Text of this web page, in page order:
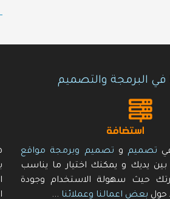
في البرمجة والتصميم
تصميم و تصميم وبرمجة مواقع
يديك و يمكنك اختيار ما يناسب
حيث سهولة الاستخدام وجودة
حول بعض اعمالنا وعملائنا ...